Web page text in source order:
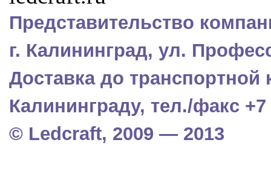
Представительство
г. Калининград, ул.
Доставка до
Калининграду, тел./факс +7
© Ledcraft, 2009 — 2013